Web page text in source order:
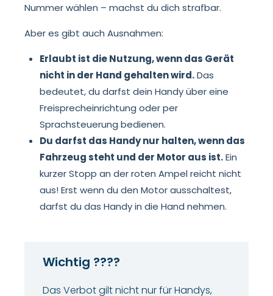
Nummer wählen – machst du dich strafbar.
Aber es gibt auch Ausnahmen:
Erlaubt ist die Nutzung, wenn das Gerät
nicht in der Hand gehalten wird.Das
bedeutet, du darfst dein Handy über eine
Freisprecheinrichtung oder per
Sprachsteuerung bedienen.
Du darfst das Handy nur halten, wenn das
Fahrzeug steht und der Motor aus ist.Ein
kurzer Stopp an der roten Ampel reicht nicht
aus! Erst wenn du den Motor ausschaltest,
darfst du das Handy in die Hand nehmen.
Wichtig ????
Das Verbot gilt nicht nur für Handys,